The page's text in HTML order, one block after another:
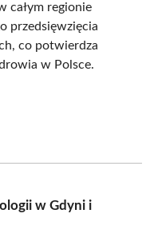
całym regionie
przedsięwzięcia
co potwierdza
w Polsce.
w Gdyni i